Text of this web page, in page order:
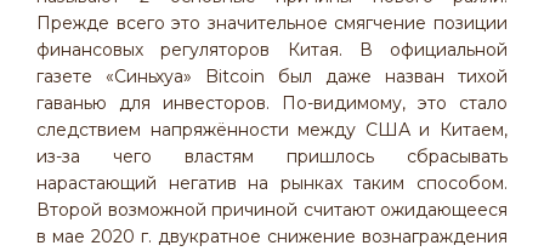
Прежде всего это значительное смягчение позиции
финансовых регуляторов Китая. В официальной
газете «Синьхуа» Bitcoin был даже назван тихой
гаванью для инвесторов. По-видимому, это стало
следствием напряжённости между США и Китаем,
из-за чего властям пришлось сбрасывать
нарастающий негатив на рынках таким способом.
Второй возможной причиной считают ожидающееся
в мае 2020 г. двукратное снижение вознаграждения